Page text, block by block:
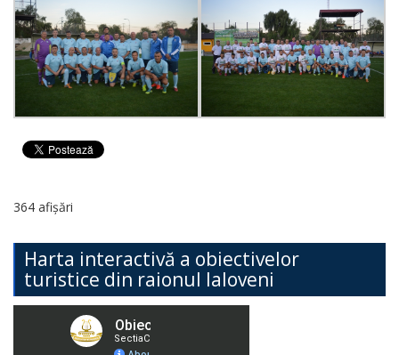
364 afișări
Harta interactivă a obiectivelor
turistice din raionul Ialoveni